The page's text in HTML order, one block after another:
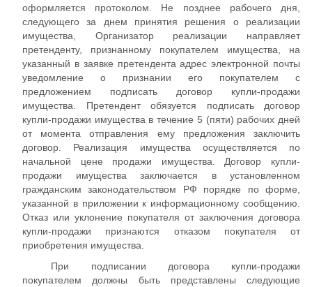
оформляется протоколом. Не позднее рабочего дня,
следующего за днем принятия решения о реализации
имущества, Организатор реализации направляет
претенденту, признанному покупателем имущества, на
указанный в заявке претендента адрес электронной почты
уведомление о признании его покупателем с
предложением подписать договор купли-продажи
имущества. Претендент обязуется подписать договор
купли-продажи имущества в течение 5 (пяти) рабочих дней
от момента отправления ему предложения заключить
договор. Реализация имущества осуществляется по
начальной цене продажи имущества. Договор купли-
продажи имущества заключается в установленном
гражданским законодательством РФ порядке по форме,
указанной в приложении к информационному сообщению.
Отказ или уклонение покупателя от заключения договора
купли-продажи признаются отказом покупателя от
приобретения имущества.
При подписании договора купли-продажи
покупателем должны быть представлены следующие